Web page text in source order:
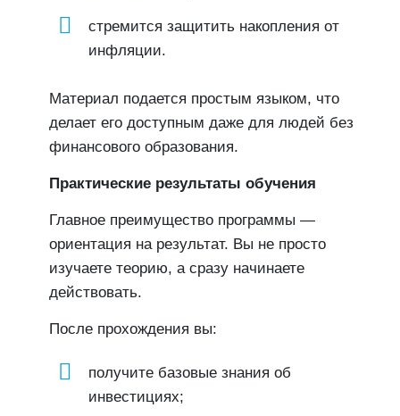
стремится защитить накопления от
инфляции.
Материал подается простым языком, что
делает его доступным даже для людей без
финансового образования.
Практические результаты обучения
Главное преимущество программы —
ориентация на результат. Вы не просто
изучаете теорию, а сразу начинаете
действовать.
После прохождения вы:
получите базовые знания об
инвестициях;